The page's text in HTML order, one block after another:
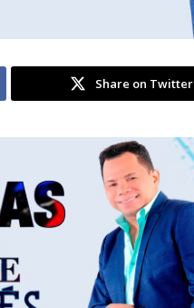
Share on Twitter